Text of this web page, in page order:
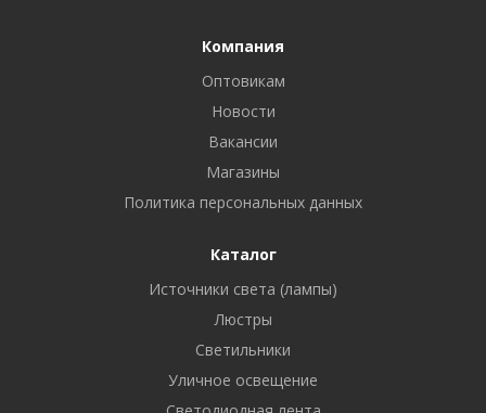
Компания
Оптовикам
Новости
Вакансии
Магазины
Политика персональных данных
Каталог
Источники света (лампы)
Люстры
Светильники
Уличное освещение